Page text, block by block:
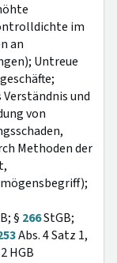
im
an
Untreue
und
von
Methoden der
§ 266StGB;
Abs. 4 Satz 1,
HGB